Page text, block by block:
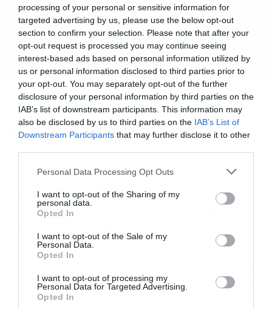
processing of your personal or sensitive information for
targeted advertising by us, please use the below opt-out
section to confirm your selection. Please note that after your
opt-out request is processed you may continue seeing
interest-based ads based on personal information utilized by
us or personal information disclosed to third parties prior to
your opt-out. You may separately opt-out of the further
disclosure of your personal information by third parties on the
IAB’s list of downstream participants. This information may
also be disclosed by us to third parties on the IAB’s List of
Downstream Participants that may further disclose it to other
Please note that this website/app uses one or more Google
not limited to your visit or usage behaviour. You may click to
grant or deny consent to Google and its third-party tags to
use your data for below specified purposes in below Google
consent section.
Personal Data Processing Opt Outs
I want to opt-out of the Sharing of my
personal data.
Opted In
I want to opt-out of the Sale of my
Personal Data.
Opted In
I want to opt-out of processing my
Personal Data for Targeted Advertising.
Opted In
22.12.2023
Έφτασε λοιπόν ξανά αυτό το σημείο της
χρονιάς, που αφού έχουμε δει όλες τις
υπόλοιπες λίστες με τα καλύτερα της
όχι μόνο αυτό, αλλά τη θωρακίζουμε, αφού
δεν λέμε σε καμία περίπτωση ότι αυτά ήταν
τα καλύτερα άλμπουμ του 2023, αλλά αυτά
που εμείς αγαπήσαμε περισσότερο και τα